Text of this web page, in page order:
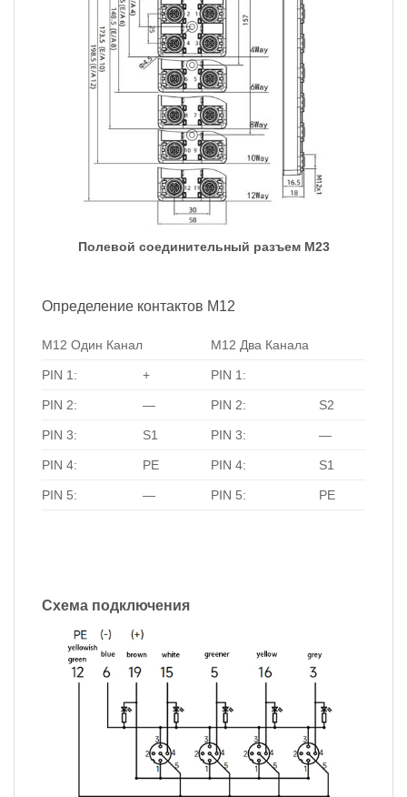
Полевой соединительный разъем M23
Определение контактов M12
М12 Один Канал М12 Два Канала
PIN 1: + PIN 1:
PIN 2: — PIN 2: S2
PIN 3: S1 PIN 3: —
PIN 4: PE PIN 4: S1
PIN 5: — PIN 5: PE
Схема подключения